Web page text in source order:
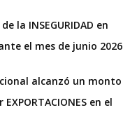
la INSEGURIDAD en
el mes de junio 2026
alcanzó un monto
en el